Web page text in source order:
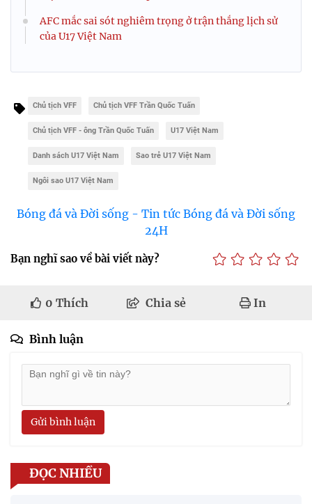
AFC mắc sai sót nghiêm trọng ở trận thắng lịch sử
của U17 Việt Nam
Chủ tịch VFF Chủ tịch VFF Trần Quốc Tuấn
Chủ tịch VFF - ông Trần Quốc Tuấn U17 Việt Nam
Danh sách U17 Việt Nam Sao trẻ U17 Việt Nam
Ngôi sao U17 Việt Nam
Bóng đá và Đời sống - Tin tức Bóng đá và Đời sống
24H
Bạn nghĩ sao về bài viết này?
0 Thích Chia sẻ In
Bình luận
Gửi bình luận
ĐỌC NHIỀU